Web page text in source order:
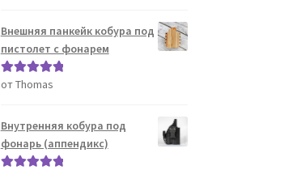
Внешняя панкейк кобура под
пистолет с фонарем
Оценка5из
от Thomas
Внутренняя кобура под
фонарь (аппендикс)